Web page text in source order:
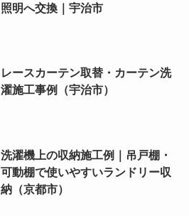
照明へ交換｜宇治市
レースカーテン取替・カーテン洗
濯施工事例（宇治市）
洗濯機上の収納施工例｜吊戸棚・
可動棚で使いやすいランドリー収
納（京都市）